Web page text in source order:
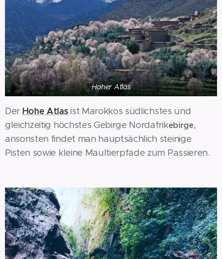
Hoher Atlas
Der Hohe Atlas ist Marokkos südlichstes und
gleichzeitig höchstes Gebirge Nordafrikebirge,
ansonsten findet man hauptsächlich steinige
Pisten sowie kleine Maultierpfade zum Passieren.